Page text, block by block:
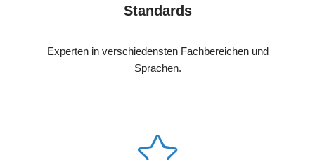
Standards
Experten in verschiedensten Fachbereichen und
Sprachen.